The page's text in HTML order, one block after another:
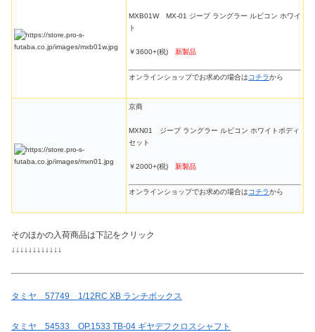
MXB01W MX-01 ジープ ラングラー ルビコン ホワイ
ト
￥3600+(税) 新製品
オンラインショップでお求めの場合はコチラから
京商
MXN01 ジープ ラングラー ルビコン ホワイトボディ
セット
￥2000+(税) 新製品
オンラインショップでお求めの場合はコチラから
そのほかの入荷商品は下記をクリック
↓↓↓↓↓↓↓↓↓↓↓↓
タミヤ 57749 1/12RC XB ランチボックス
タミヤ 54533 OP.1533 TB-04 ギヤデフクロスシャフト